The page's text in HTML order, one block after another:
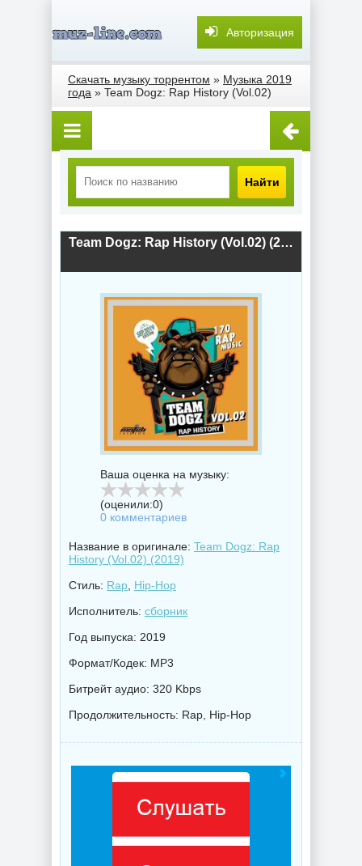
Авторизация
Скачать музыку торрентом » Музыка 2019
года » Team Dogz: Rap History (Vol.02)
Найти
Team Dogz: Rap History (Vol.02) (2019) скачать торрент
Ваша оценка на музыку:
(оценили:0)
0 комментариев
Название в оригинале: Team Dogz: Rap
History (Vol.02) (2019)
Стиль: Rap Hip-Hop
Исполнитель: сборник
Год выпуска: 2019
Формат/Кодек: MP3
Битрейт аудио: 320 Kbps
Продолжительность: Rap, Hip-Hop